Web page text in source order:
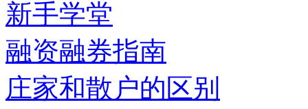
新手学堂
融资融券指南
庄家和散户的区别